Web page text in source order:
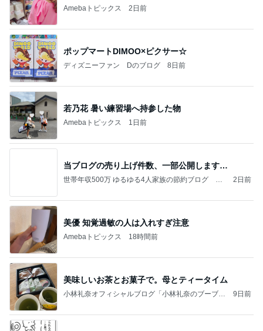
Amebaトピックス 2日前
ポップマートDIMOO×ピクサー☆
ディズニーファン Dのブログ 8日前
若乃花 暑い練習場へ持参した物
Amebaトピックス 1日前
当ブログの売り上げ件数、一部公開します…
世帯年収500万 ゆるゆる4人家族の節約ブログ 〜
2日前
美優 知覚過敏の人は入れすぎ注意
Amebaトピックス 18時間前
美味しいお茶とお菓子で。母とティータイム
小林礼奈オフィシャルブログ「小林礼奈のブーブー
9日前